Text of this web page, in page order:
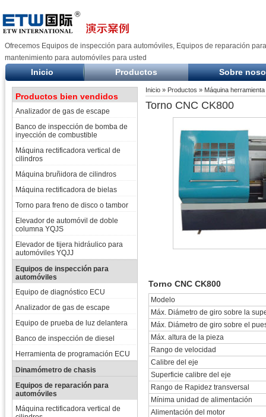
Ofrecemos Equipos de inspección para automóviles, Equipos de reparación
mantenimiento para automóviles para usted
Inicio Productos Sobre
Productos bien vendidos
Analizador de gas de escape
Banco de inspección de bomba de
inyección de combustible
Máquina rectificadora vertical de
cilindros
Máquina bruñidora de cilindros
Máquina rectificadora de bielas
Torno para freno de disco o tambor
Elevador de automóvil de doble
columna YQJS
Elevador de tijera hidráulico para
automóviles YQJJ
Equipos de inspección para
automóviles
Equipo de diagnóstico ECU
Analizador de gas de escape
Equipo de prueba de luz delantera
Banco de inspección de diesel
Herramienta de programación ECU
Dinamómetro de chasis
Equipos de reparación para
automóviles
Máquina rectificadora vertical de
Inicio » Productos » Máquina herramienta
Torno CNC CK800
Torno CNC CK800
Modelo
Máx. Diámetro de giro sobre la
Máx. Diámetro de giro sobre el
Máx. altura de la pieza
Rango de velocidad
Calibre del eje
Superficie calibre del eje
Rango de Rapidez transversal
Mínima unidad de alimentación
Alimentación del motor